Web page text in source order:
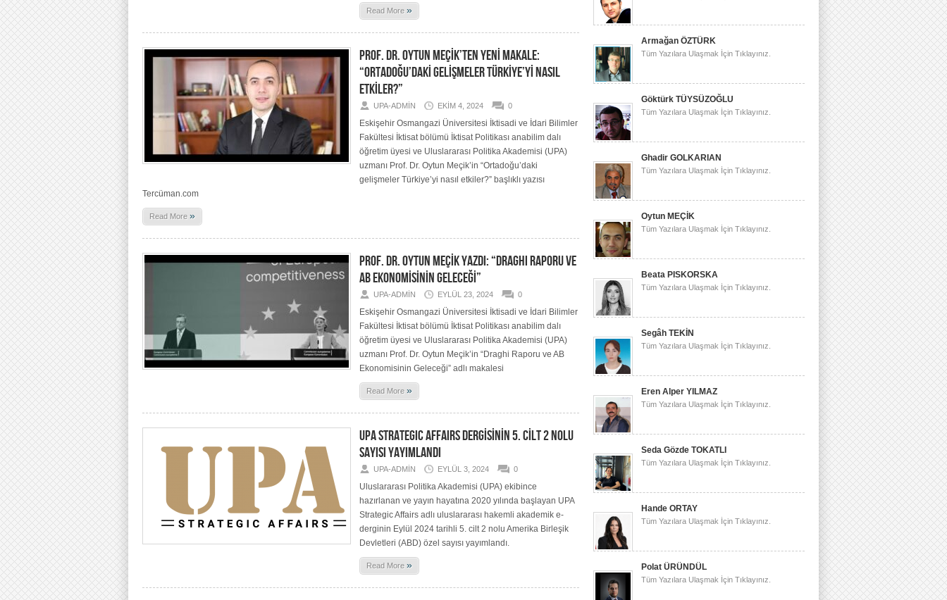
Read More »
PROF. DR. OYTUN MEÇİK’TEN YENİ MAKALE:
“ORTADOĞU’DAKİ GELİŞMELER TÜRKİYE’Yİ NASIL
ETKİLER?”
UPA-ADMIN EKIM 4, 2024 0
Eskişehir Osmangazi Üniversitesi İktisadi ve İdari Bilimler
Fakültesi İktisat bölümü İktisat Politikası anabilim dalı
öğretim üyesi ve Uluslararası Politika Akademisi (UPA)
uzmanı Prof. Dr. Oytun Meçik’in “Ortadoğu’daki
gelişmeler Türkiye’yi nasıl etkiler?” başlıklı yazısı
Tercüman.com
Read More »
PROF. DR. OYTUN MEÇİK YAZDI: “DRAGHI RAPORU VE
AB EKONOMİSİNİN GELECEĞİ”
UPA-ADMIN EYLÜL 23, 2024 0
Eskişehir Osmangazi Üniversitesi İktisadi ve İdari Bilimler
Fakültesi İktisat bölümü İktisat Politikası anabilim dalı
öğretim üyesi ve Uluslararası Politika Akademisi (UPA)
uzmanı Prof. Dr. Oytun Meçik’in “Draghi Raporu ve AB
Ekonomisinin Geleceği” adlı makalesi
Read More »
UPA STRATEGIC AFFAIRS DERGİSİNİN 5. CİLT 2 NOLU
SAYISI YAYIMLANDI
UPA-ADMIN EYLÜL 3, 2024 0
Uluslararası Politika Akademisi (UPA) ekibince
hazırlanan ve yayın hayatına 2020 yılında başlayan UPA
Strategic Affairs adlı uluslararası hakemli akademik e-
derginin Eylül 2024 tarihli 5. cilt 2 nolu Amerika Birleşik
Devletleri (ABD) özel sayısı yayımlandı.
Read More »
Armağan ÖZTÜRK
Tüm Yazılara Ulaşmak İçin Tıklayınız.
Göktürk TÜYSÜZOĞLU
Tüm Yazılara Ulaşmak İçin Tıklayınız.
Ghadir GOLKARIAN
Tüm Yazılara Ulaşmak İçin Tıklayınız.
Oytun MEÇİK
Tüm Yazılara Ulaşmak İçin Tıklayınız.
Beata PISKORSKA
Tüm Yazılara Ulaşmak İçin Tıklayınız.
Segâh TEKİN
Tüm Yazılara Ulaşmak İçin Tıklayınız.
Eren Alper YILMAZ
Tüm Yazılara Ulaşmak İçin Tıklayınız.
Seda Gözde TOKATLI
Tüm Yazılara Ulaşmak İçin Tıklayınız.
Hande ORTAY
Tüm Yazılara Ulaşmak İçin Tıklayınız.
Polat ÜRÜNDÜL
Tüm Yazılara Ulaşmak İçin Tıklayınız.